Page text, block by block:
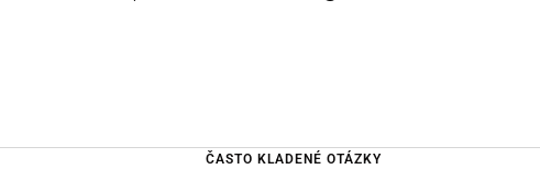
ČASTO KLADENÉ OTÁZKY